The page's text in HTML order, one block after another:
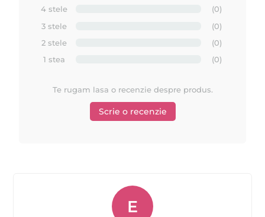
4 stele
(0)
3 stele
(0)
2 stele
(0)
1 stea
(0)
Te rugam lasa o recenzie despre produs.
Scrie o recenzie
E